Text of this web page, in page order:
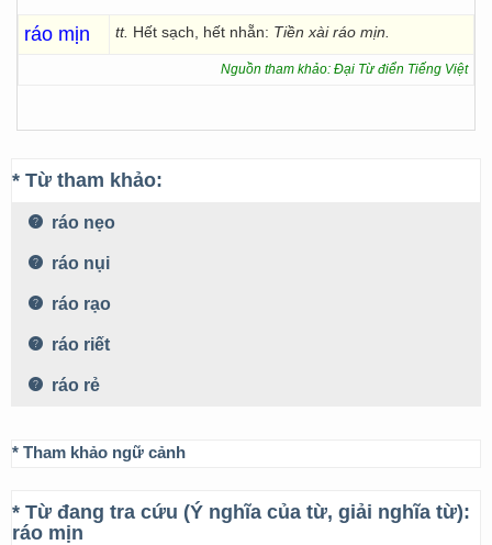
ráo mịn tt. Hết sạch, hết nhẵn: Tiền xài ráo mịn.
Nguồn tham khảo: Đại Từ điển Tiếng Việt
* Từ tham khảo:
ráo nẹo
ráo nụi
ráo rạo
ráo riết
ráo rẻ
* Tham khảo ngữ cảnh
* Từ đang tra cứu (Ý nghĩa của từ, giải nghĩa từ):
ráo mịn